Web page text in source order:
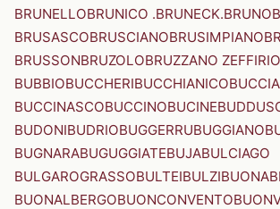
BRUNELLOBRUNICO .BRUNECK.BRUNO
BRUSASCOBRUSCIANOBRUSIMPIANO
BRUSSONBRUZOLOBRUZZANO ZEFFIRIO
BUBBIOBUCCHERIBUCCHIANICO
BUCCINASCOBUCCINOBUCINE
BUDONIBUDRIOBUGGERRUBUGGIANO
BUGNARABUGUGGIATEBUJABULCIAGO
BULGAROGRASSOBULTEIBULZI
BUONALBERGOBUONCONVENTO